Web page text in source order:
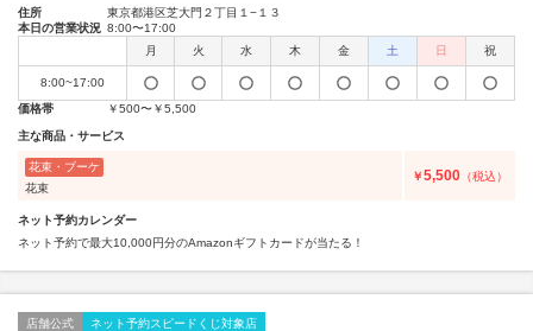
住所
東京都港区芝大門２丁目１−１３
本日の営業状況 8:00〜17:00
月
火 水 木 金 土 日 祝
8:00~17:00
価格帯
￥500〜￥5,500
主な商品・サービス
花束・ブーケ
花束
￥5,500 （税込）
ネット予約カレンダー
ネット予約で最大10,000円分のAmazonギフトカードが当たる！
店舗公式 ネット予約スピードくじ対象店